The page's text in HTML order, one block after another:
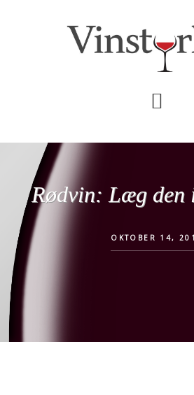
Rødvin: Læg den
OKTOBER 14,